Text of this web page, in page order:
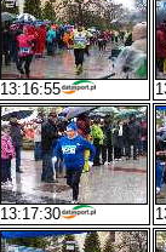
13:16:55
13:17:30